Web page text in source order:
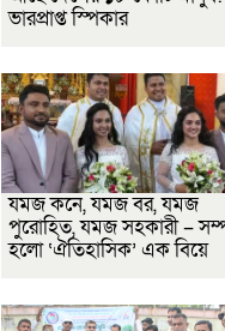
ভারপ্রাপ্ত স্পিকার
যমজ কনে, যমজ বর, যমজ
পুরোহিত, যমজ সহকারী –
হলো ‘ঐতিহাসিক’ এক বিয়ে